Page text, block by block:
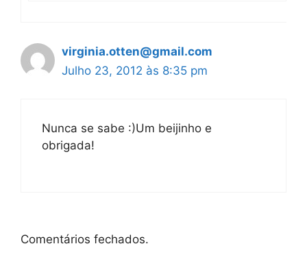
virginia.otten@gmail.com
Julho 23, 2012 às 8:35 pm
Nunca se sabe :)Um beijinho e
obrigada!
Comentários fechados.